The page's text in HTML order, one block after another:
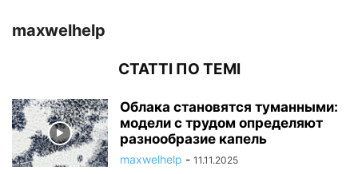
maxwelhelp
СТАТТІ ПО ТЕМІ
Облака становятся туманными:
модели с трудом определяют
разнообразие капель
maxwelhelp - 11.11.2025